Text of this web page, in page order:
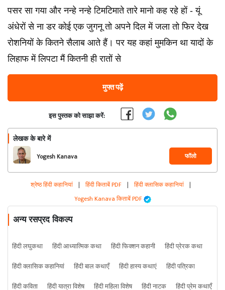
पसर सा गया और नन्हे नन्हे टिमटिमाते तारे मानो कह रहे हों - यूं
अंधेरों से ना डर कोई एक जुगनू तो अपने दिल में जला तो फिर देख
रोशनियों के कितने सैलाब आते हैं। पर यह कहां मुमकिन था यादों के
लिहाफ में लिपटा मैं कितनी ही रातों से
मुफ्त पढ़ें
इस पुस्तक को साझा करें:
लेखक के बारे में
Yogesh Kanava फॉलो
श्रेष्ठ हिंदी कहानियां | हिंदी किताबें PDF | हिंदी क्लासिक कहानियां |
Yogesh Kanava किताबें PDF
अन्य रसप्रद विकल्प
हिंदी लघुकथा हिंदी आध्यात्मिक कथा हिंदी फिक्शन कहानी
हिंदी प्रेरक कथा
हिंदी क्लासिक कहानियां
हिंदी बाल कथाएँ हिंदी हास्य कथाएं
हिंदी पत्रिका
हिंदी कविता
हिंदी यात्रा विशेष हिंदी महिला विशेष हिंदी नाटक हिंदी प्रेम कथाएँ